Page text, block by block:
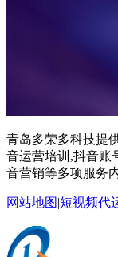
青岛多荣多科技提
音运营培训,抖音账
音营销等多项服务
网站地图|短视频代